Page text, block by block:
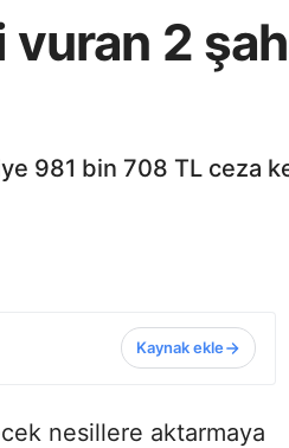
2
981 bin 708 TL ceza
Kaynak ekle
nesillere aktarmaya